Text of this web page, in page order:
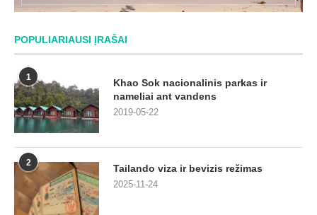
POPULIARIAUSI ĮRAŠAI
1
Khao Sok nacionalinis parkas ir
nameliai ant vandens
2019-05-22
2 Tailando viza ir bevizis režimas
2025-11-24